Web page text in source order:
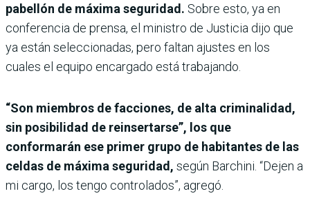
pabellón de máxima seguridad. Sobre esto, ya en
conferencia de prensa, el ministro de Justicia dijo que
ya están seleccionadas, pero faltan ajustes en los
cuales el equipo encargado está trabajando.
“Son miembros de facciones, de alta criminalidad,
sin posibilidad de reinsertarse”, los que
conformarán ese primer grupo de habitantes de las
celdas de máxima seguridad, según Barchini. “Dejen a
mi cargo, los tengo controlados”, agregó.